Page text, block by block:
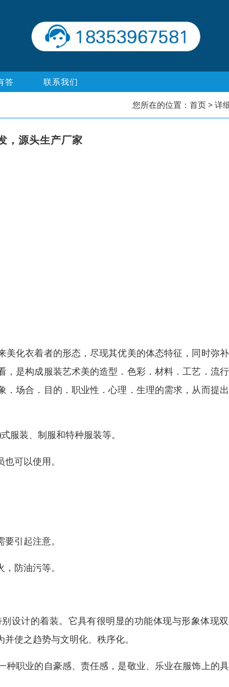
答 联系我们
您所在的位置： 首页> 详
，源头生产厂家
化衣着者的形态，尽现其优美的体态特征，同时弥
是构成服装艺术美的造型．色彩．材料．工艺．流
场合．目的．职业性．心理．生理的需求，从而提
服装、制服和特种服装等。
可以使用。
引起注意。
防油污等。
设计的着装。它具有很明显的功能体现与形象体现
使之趋势与文明化、秩序化。
职业的自豪感、责任感，是敬业、乐业在服饰上的